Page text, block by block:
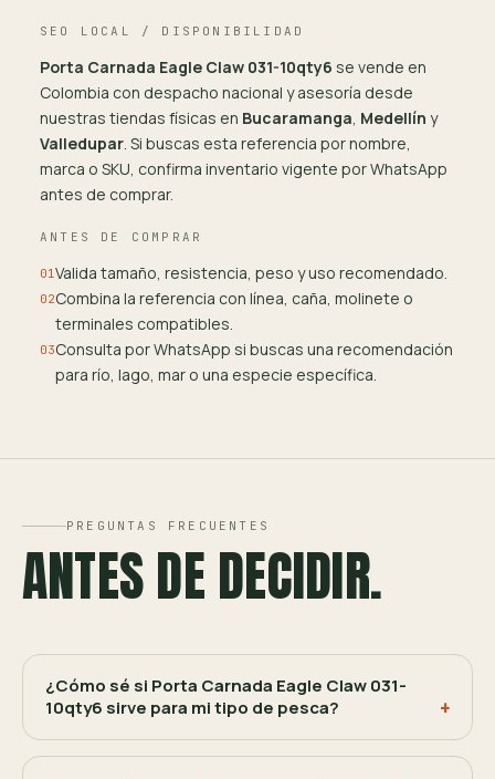
SEO LOCAL / DISPONIBILIDAD
Porta Carnada Eagle Claw 031-10qty6 se vende en
Colombia con despacho nacional y asesoría desde
nuestras tiendas físicas en Bucaramanga, Medellín y
Valledupar. Si buscas esta referencia por nombre,
marca o SKU, confirma inventario vigente por WhatsApp
antes de comprar.
ANTES DE COMPRAR
01Valida tamaño, resistencia, peso y uso recomendado.
02Combina la referencia con línea, caña, molinete o
terminales compatibles.
03Consulta por WhatsApp si buscas una recomendación
para río, lago, mar o una especie específica.
PREGUNTAS FRECUENTES
ANTES DE DECIDIR.
¿Cómo sé si Porta Carnada Eagle Claw 031-
10qty6 sirve para mi tipo de pesca?